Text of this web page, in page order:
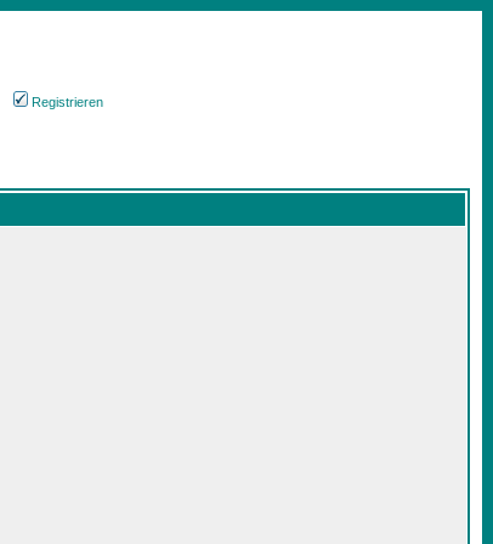
Registrieren